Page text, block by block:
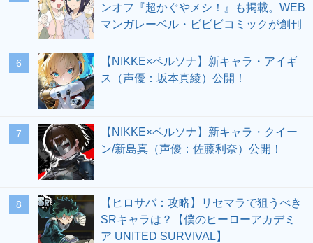
ンオフ『超かぐやメシ！』も掲載。WEB
マンガレーベル・ビビビコミックが創刊
6
【NIKKE×ペルソナ】新キャラ・アイギ
ス（声優：坂本真綾）公開！
7
【NIKKE×ペルソナ】新キャラ・クイー
ン/新島真（声優：佐藤利奈）公開！
8
【ヒロサバ：攻略】リセマラで狙うべき
SRキャラは？【僕のヒーローアカデミ
ア UNITED SURVIVAL】